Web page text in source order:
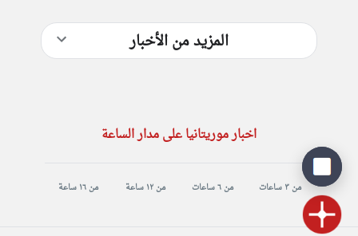
المزيد من الأخبار
اخبار موريتانيا على مدار الساعة
من ٣ ساعات من ٦ ساعات من ١٢ ساعة من ١٦ ساعة